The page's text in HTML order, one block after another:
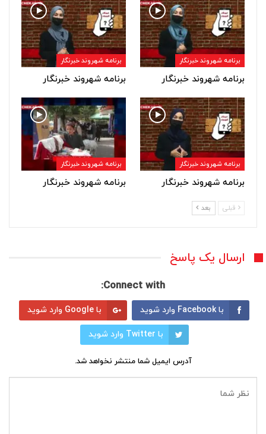
برنامه شهروند خبرنگار
برنامه شهروند خبرنگار
برنامه شهروند خبرنگار
برنامه شهروند خبرنگار
برنامه شهروند خبرنگار
برنامه شهروند خبرنگار
برنامه شهروند خبرنگار
برنامه شهروند خبرنگار
قبلی بعد
ارسال یک پاسخ
Connect with:
با Facebook وارد شوید با Google وارد شوید
با Twitter وارد شوید
آدرس ایمیل شما منتشر نخواهد شد.